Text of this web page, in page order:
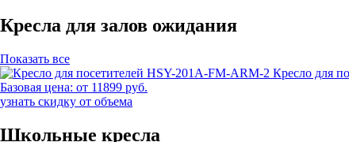
Кресла для залов ожидания
Показать все
Кресло для
Базовая цена: от 11899 руб.
узнать скидку от объема
Школьные кресла